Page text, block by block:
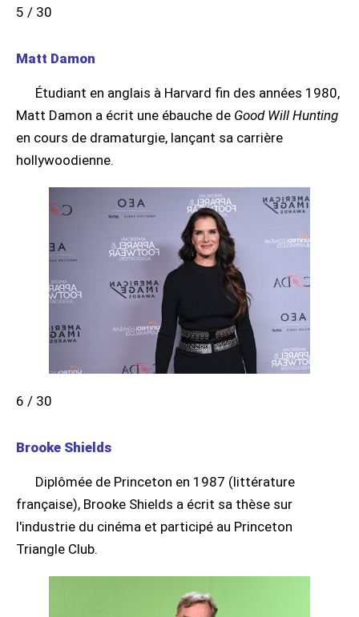
5 / 30
Matt Damon
Étudiant en anglais à Harvard fin des années 1980,
Matt Damon a écrit une ébauche de Good Will Hunting
en cours de dramaturgie, lançant sa carrière
hollywoodienne.
6 / 30
Brooke Shields
Diplômée de Princeton en 1987 (littérature
française), Brooke Shields a écrit sa thèse sur
l'industrie du cinéma et participé au Princeton
Triangle Club.